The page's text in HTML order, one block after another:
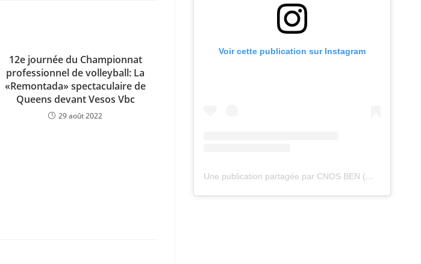
12e journée du Championnat
professionnel de volleyball: La
«Remontada» spectaculaire de
Queens devant Vesos Vbc
29 août 2022
Voir cette publication sur Instagram
Une publication partagée par CNOS BEN (@cnos_ben)